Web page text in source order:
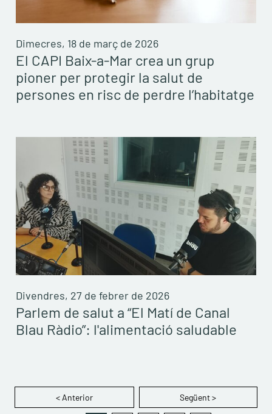
Dimecres, 18 de març de 2026
El CAPI Baix-a-Mar crea un grup
pioner per protegir la salut de
persones en risc de perdre l’habitatge
Divendres, 27 de febrer de 2026
Parlem de salut a “El Matí de Canal
Blau Ràdio”: l'alimentació saludable
< Anterior Següent >